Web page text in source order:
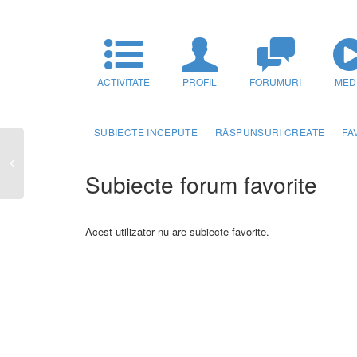
ACTIVITATE PROFIL FORUMURI
SUBIECTE ÎNCEPUTE RĂSPUNSURI CREATE
Subiecte forum favorite
Acest utilizator nu are subiecte favorite.